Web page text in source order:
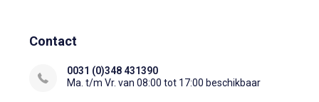
Contact
0031 (0)348 431390
Ma. t/m Vr. van 08:00 tot 17:00 beschikbaar